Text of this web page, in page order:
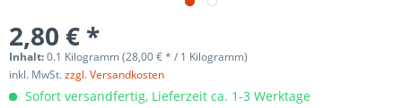
2,80 € *
Inhalt:0.1 Kilogramm (28,00 € * / 1 Kilogramm)
inkl. MwSt.zzgl. Versandkosten
Sofort versandfertig, Lieferzeit ca. 1-3 Werktage